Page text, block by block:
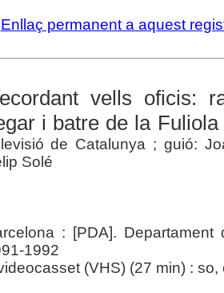
Enllaç permanent a aquest
vells oficis:
i batre de la Fuliola
de Catalunya ; guió:
Solé
: [PDA].
1992
(VHS) (27 min) : so,